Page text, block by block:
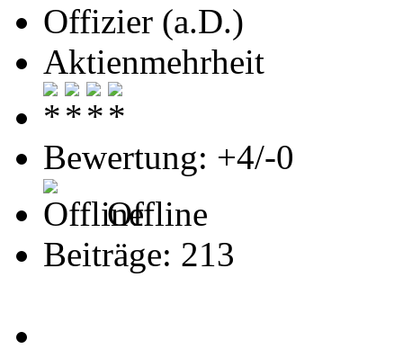
Offizier (a.D.)
Aktienmehrheit
Bewertung: +4/-0
Offline
Beiträge: 213